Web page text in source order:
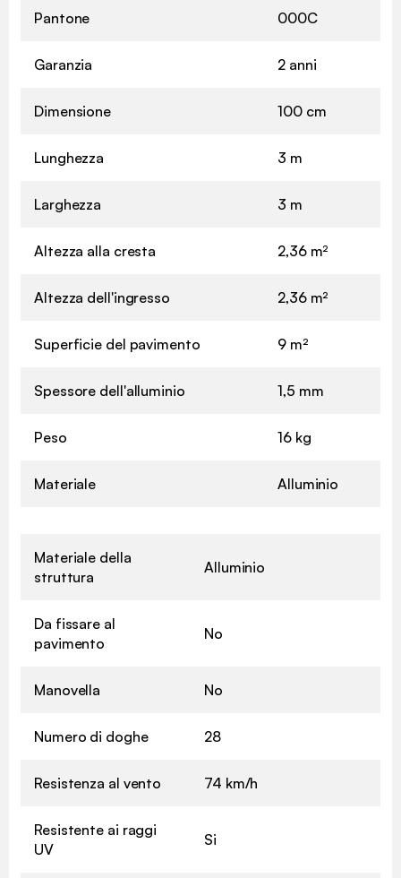
Pantone 000C
Garanzia 2 anni
Dimensione 100 cm
Lunghezza 3 m
Larghezza 3 m
Altezza alla cresta 2,36 m²
Altezza dell'ingresso 2,36 m²
Superficie del pavimento 9 m²
Spessore dell'alluminio 1,5 mm
Peso 16 kg
Materiale Alluminio
Materiale della
struttura
Alluminio
Da fissare al
pavimento
No
Manovella No
Numero di doghe 28
Resistenza al vento 74 km/h
Resistente ai raggi
UV
Si